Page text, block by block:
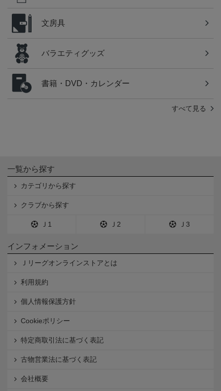
文房具
バラエティグッズ
書籍・DVD・カレンダー
すべて見る
一覧から探す
カテゴリから探す
クラブから探す
Ｊ1 Ｊ2 Ｊ3
インフォメーション
Ｊリーグオンラインストアとは
利用規約
個人情報保護方針
Cookieポリシー
特定商取引法に基づく表記
古物営業法に基づく表記
会社概要